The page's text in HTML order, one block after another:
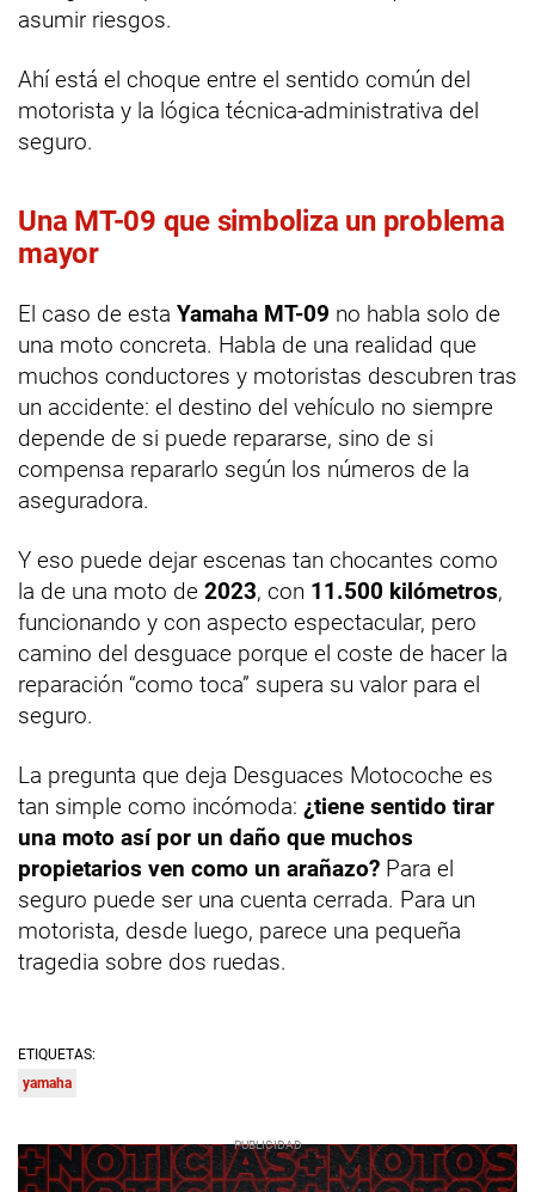
asumir riesgos.
Ahí está el choque entre el sentido común del
motorista y la lógica técnica-administrativa del
seguro.
Una MT-09 que simboliza un problema
mayor
El caso de esta Yamaha MT-09 no habla solo de
una moto concreta. Habla de una realidad que
muchos conductores y motoristas descubren tras
un accidente: el destino del vehículo no siempre
depende de si puede repararse, sino de si
compensa repararlo según los números de la
aseguradora.
Y eso puede dejar escenas tan chocantes como
la de una moto de 2023, con 11.500 kilómetros,
funcionando y con aspecto espectacular, pero
camino del desguace porque el coste de hacer la
reparación “como toca” supera su valor para el
seguro.
La pregunta que deja Desguaces Motocoche es
tan simple como incómoda: ¿tiene sentido tirar
una moto así por un daño que muchos
propietarios ven como un arañazo? Para el
seguro puede ser una cuenta cerrada. Para un
motorista, desde luego, parece una pequeña
tragedia sobre dos ruedas.
ETIQUETAS:
yamaha